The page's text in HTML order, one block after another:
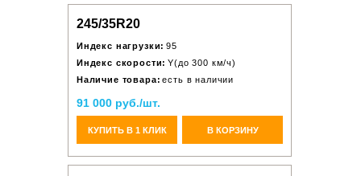
245/35R20
Индекс нагрузки: 95
Индекс скорости: Y(до 300 км/ч)
Наличие товара: есть в наличии
91 000 руб./шт.
КУПИТЬ В 1 КЛИК В КОРЗИНУ